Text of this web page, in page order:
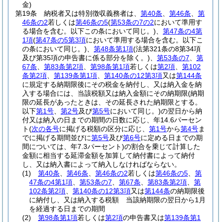
金)
第19条
納税者又は特別徴収義務者は、 第40条 第46条
第
46条の2若しくは第46条の5(第53条の7の2において準用す
る場合を含む。以下この条において同じ。)
第47条の4第
1項(第47条の5第3項において準用する場合を含む。以下こ
の条において同じ。)
第48条第1項(法第321条の8第34項
及び第35項の申告書に係る部分を除く。)
第53条の7
第
67条
第83条第2項 第98条第1項若しくは第2項
第102
条第2項
第139条第1項 第140条の12第3項又は第144条
に規定する納期限後にその税金を納付し、又は納入金を納
入する場合には、当該税額又は納入金額にその納期限(納期
限の延長があったときは、その延長された納期限とする。
以下第1号 第2号及び第5号において同じ。)の翌日から納
付又は納入の日までの期間の日数に応じ、年14.6パーセン
ト(次の各号に掲げる税額の区分に応じ、 第1号から第4号ま
でに掲げる期間並びに第5号及び第6号に定める日までの期
間については、年7.3パーセント)の割合を乗じて計算した
金額に相当する延滞金額を加算して納付書によって納付
し、又は納入書によって納入しなければならない。
(1)
第40条 第46条 第46条の2若しくは第46条の5
第
47条の4第1項
第53条の7 第67条 第83条第2項
第
102条第2項
第140条の12第3項又は第144条の納期限後
に納付し、又は納入する税額 当該納期限の翌日から1月
を経過する日までの期間
(2)
第98条第1項若しくは第2項の申告書又は第139条第1